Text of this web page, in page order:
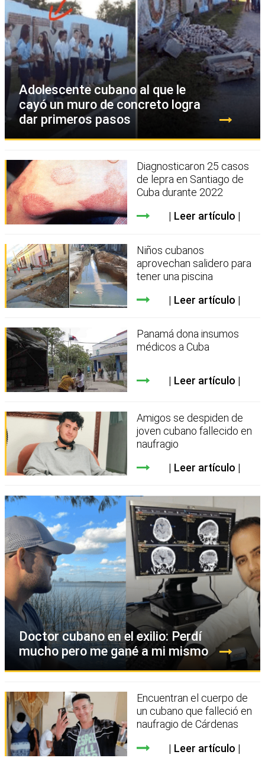
Adolescente cubano al que le
cayó un muro de concreto logra
dar primeros pasos
Diagnosticaron 25 casos
de lepra en Santiago de
Cuba durante 2022
Leer artículo
Niños cubanos
aprovechan salidero para
tener una piscina
Leer artículo
Panamá dona insumos
médicos a Cuba
Leer artículo
Amigos se despiden de
joven cubano fallecido en
naufragio
Leer artículo
Doctor cubano en el exilio: Perdí
mucho pero me gané a mi mismo
Encuentran el cuerpo de
un cubano que falleció en
naufragio de Cárdenas
Leer artículo